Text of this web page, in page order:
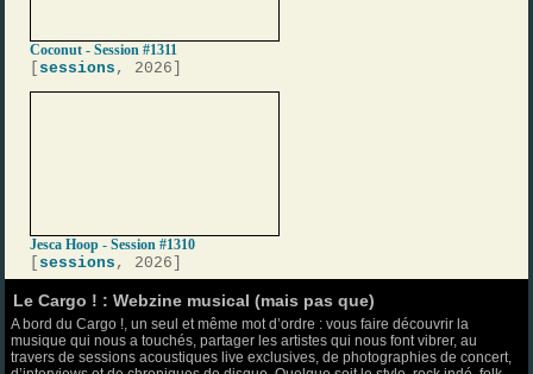
Coconut - Session #1311
sessions , 2026]
Jesca Hoop - Session #1310
sessions , 2026]
Le Cargo ! : Webzine musical (mais pas que)
A bord du Cargo !, un seul et même mot d’ordre : vous faire découvrir la
musique qui nous a touchés, partager les artistes qui nous font vibrer, au
travers de sessions acoustiques live exclusives, de photographies de concert,